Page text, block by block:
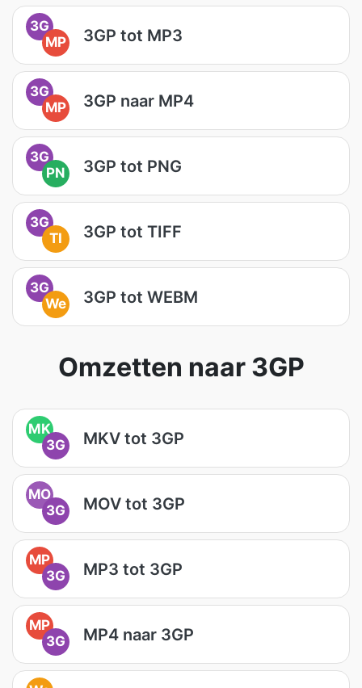
3G
MP
3GP tot MP3
3G
MP
3GP naar MP4
3G
PN
3GP tot PNG
3G
TI
3GP tot TIFF
3G
We
3GP tot WEBM
Omzetten naar 3GP
MK
3G
MKV tot 3GP
MO
3G
MOV tot 3GP
MP
3G
MP3 tot 3GP
MP
3G
MP4 naar 3GP